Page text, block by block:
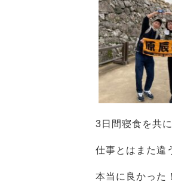
3日間寝食を共
仕事とはまた違
本当に良かった！